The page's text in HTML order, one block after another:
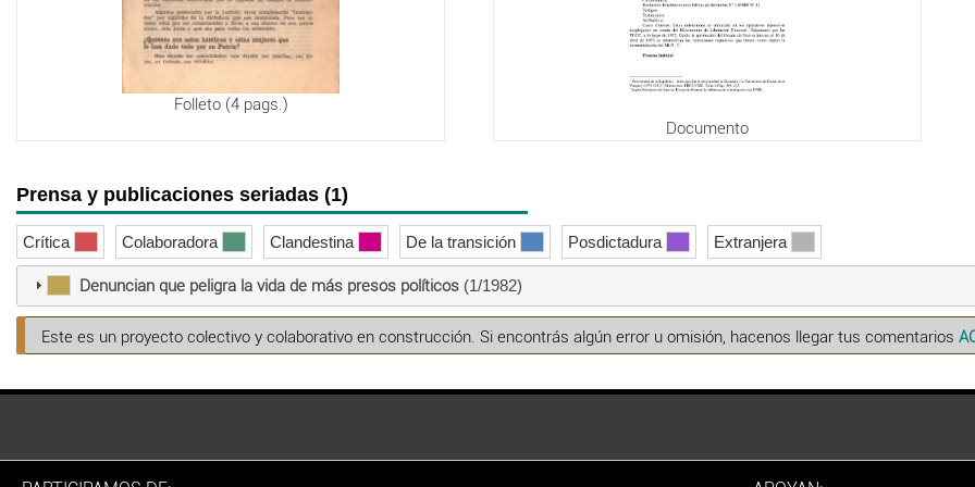
Folleto (4 pags.)
Documento
Prensa y publicaciones seriadas (1)
Crítica Colaboradora Clandestina De la transición Posdictadura Extranjera
Denuncian que peligra la vida de más presos políticos(1/1982)
Este es un proyecto colectivo y colaborativo en construcción. Si encontrás algún error u omisión, hacenos llegar tus comentarios